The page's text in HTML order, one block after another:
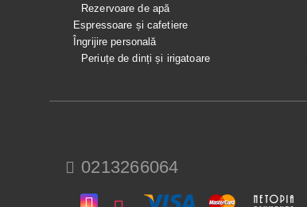
Rezervoare de apă
Espressoare și cafetiere
Îngrijire personală
Periuțe de dinți și irigatoare
0213266064